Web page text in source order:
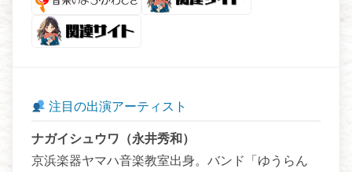
注目の出演アーティスト
ナガイシュウワ（永井秀和）
京浜楽器ヤマハ音楽教室出身。バンド「ゆうらん